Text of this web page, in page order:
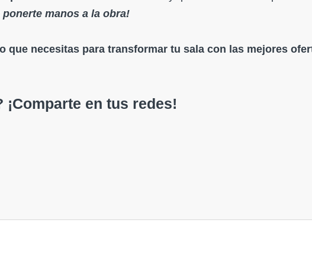
ponerte manos a la obra!
que necesitas para transformar tu sala con las mejores
en tus redes!